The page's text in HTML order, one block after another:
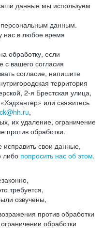
данные мы используем
данным.
нас в любое время
обработку, если
вашего согласия
согласие, напишите
территория
2-я Брестская улица,
или свяжитесь
,
их удаление, ограничение
против обработки.
свои данные,
либо попросить нас об этом.
требуется,
озвучены,
против обработки
обработки